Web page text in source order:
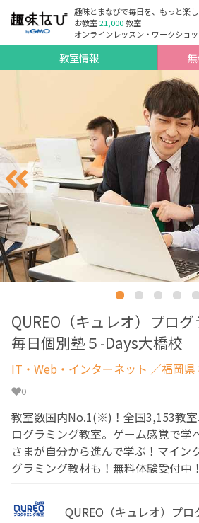
趣味とまなびで毎日を、もっと楽し
お教室21,000教室
オンラインレッスン・ワークショ
教室情報
QUREO（キュレオ）プロ
毎日個別塾５-Days大橋校
IT・Web・インターネット ／福岡
0
教室数国内No.1(※)！全国3,153教
ログラミング教室。ゲーム感覚で学
さまが自分から進んで学ぶ！マイン
グラミング教材も！無料体験受付中！
QUREO（キュレオ）プ